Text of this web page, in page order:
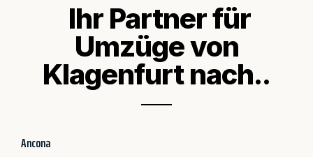
Ihr Partner für
Umzüge von
Klagenfurt nach..
Ancona